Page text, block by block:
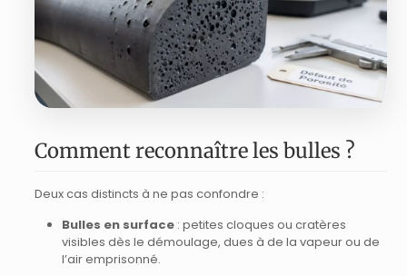
Comment reconnaître les bulles ?
Deux cas distincts à ne pas confondre :
Bulles en surface : petites cloques ou cratères
visibles dès le démoulage, dues à de la vapeur ou de
l’air emprisonné.